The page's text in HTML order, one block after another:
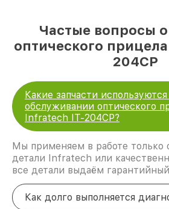
Частые вопросы
оптического
204CP
Какие запчасти
обслуживании оптического
Infratech IT-204CP?
Мы применяем в работе только
детали Infratech или
все детали выдаём
Как долго выполняется